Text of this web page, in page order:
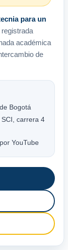
para un
académica
de
Bogotá
carrera 4
YouTube